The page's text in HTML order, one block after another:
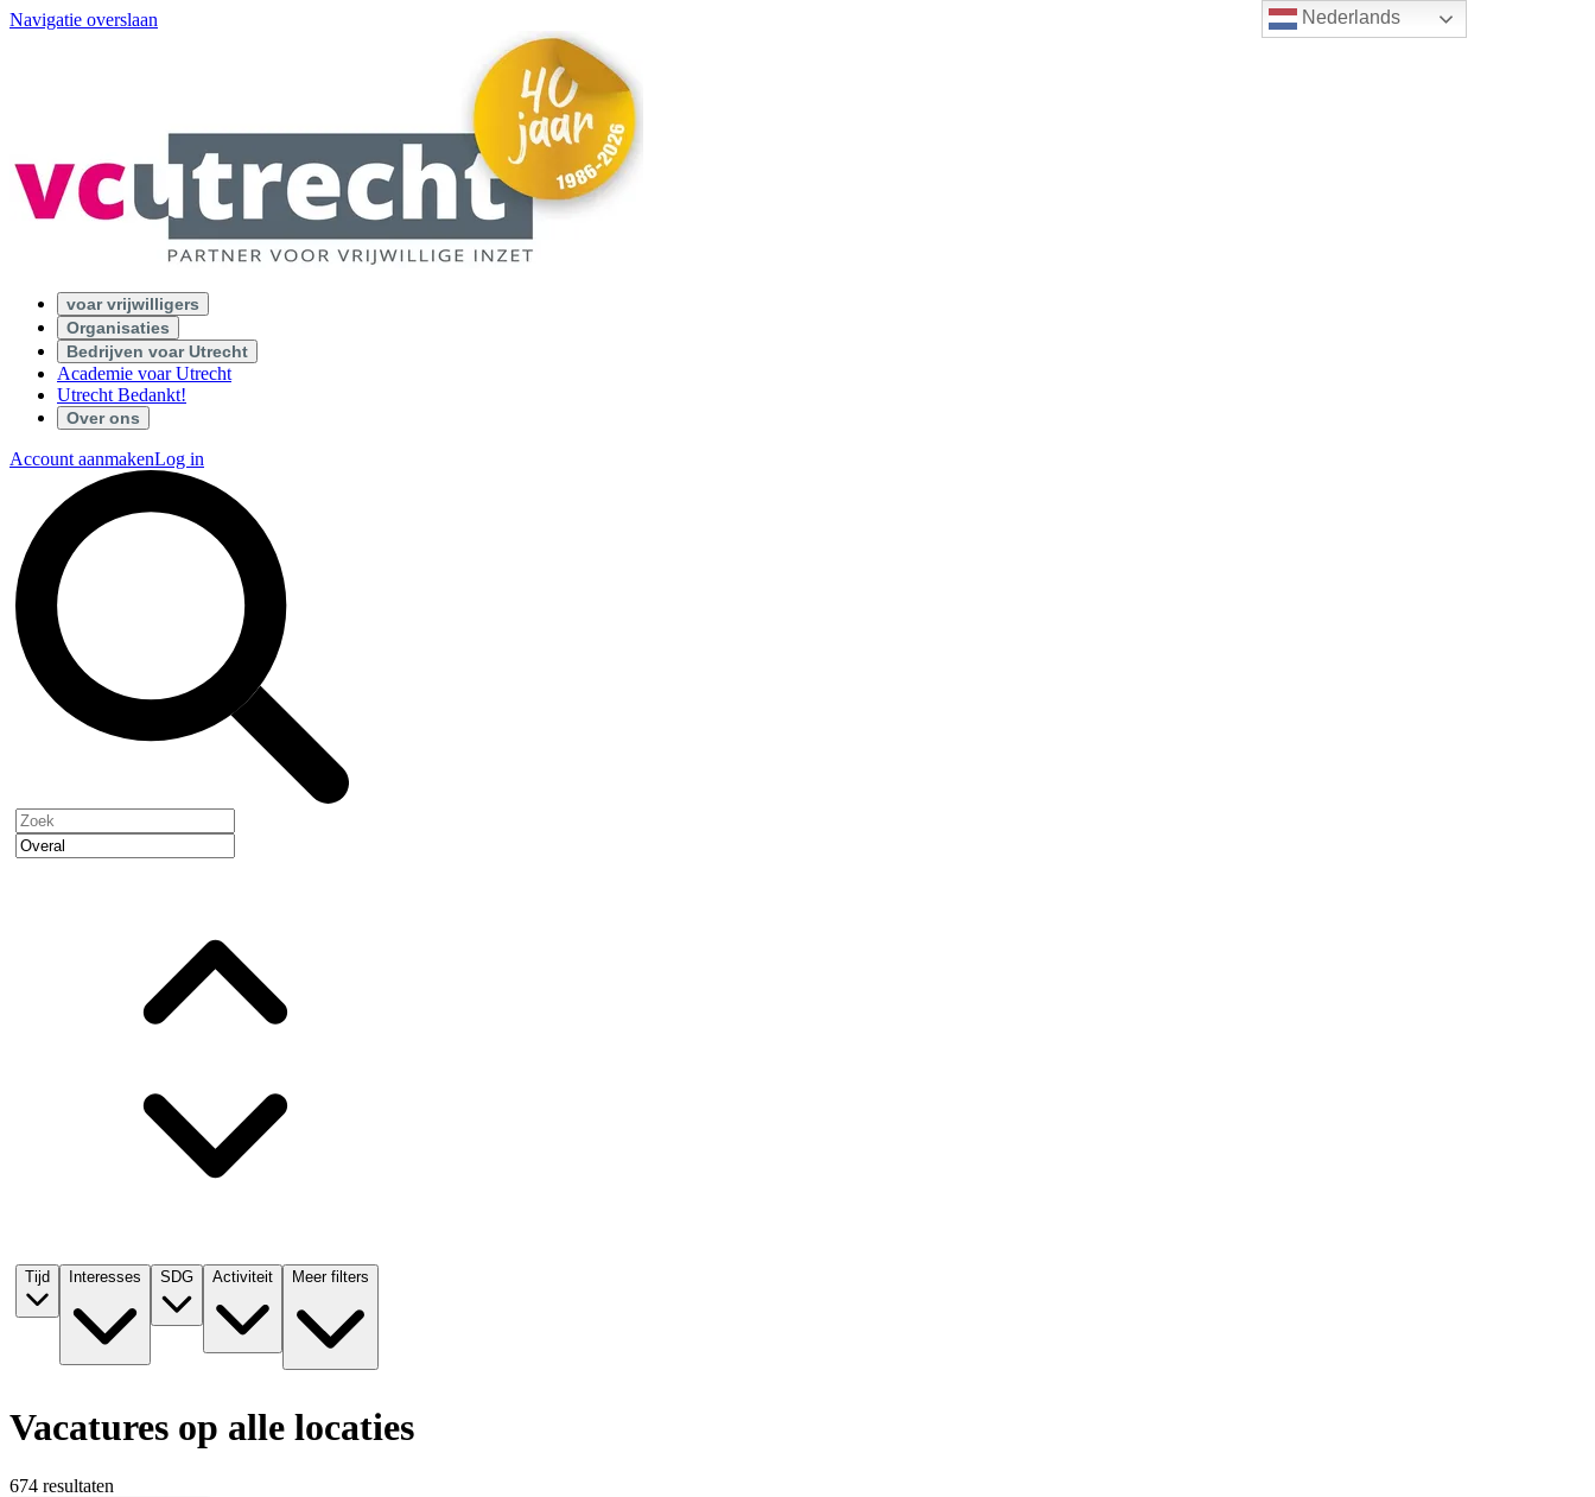
Nederlands
Navigatie overslaan
voar vrijwilligers
Organisaties
Bedrijven voar Utrecht
Academie voar Utrecht
Utrecht Bedankt!
Over ons
Account aanmakenLog in
Tijd Interesses SDG Activiteit Meer filters
Vacatures op alle locaties
674 resultaten